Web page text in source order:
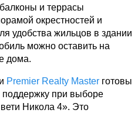
и террасы
окрестностей и
удобства жильцов в здании
можно оставить на
дома.
Premier Realty Master готовы
при выборе
Никола 4». Это